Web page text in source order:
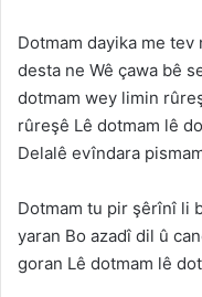
Dotmam dayika me
desta ne Wê çawa bê
dotmam wey limin
rûreşê Lê dotmam lê
Delalê evîndara
Dotmam tu pir şêrînî li
yaran Bo azadî dil û
goran Lê dotmam lê